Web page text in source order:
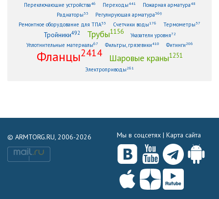
Переключающие устройства46 Переходы441 Пожарная арматура48
Радиаторы33 Регулирующая арматура369
Ремонтное оборудование для ТПА53 Счетчики воды176 Термометры 57
Тройники492 Трубы1156 Указатели уровня72
Уплотнительные материалы67 Фильтры, грязевики410 Фитинги 206
Фланцы2414 Шаровые краны1251
Электроприводы 261
© ARMTORG.RU, 2006-2026 Мы в соцсетях | Карта сайта